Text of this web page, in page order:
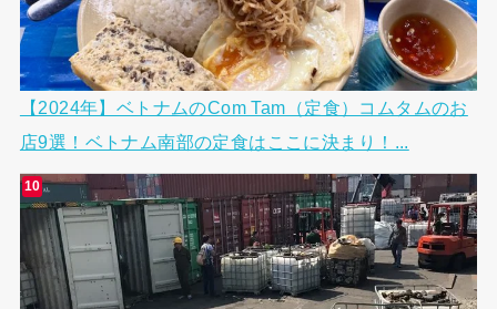
【2024年】ベトナムのCom Tam（定食）コムタムのお
店9選！ベトナム南部の定食はここに決まり！...